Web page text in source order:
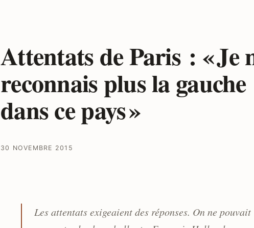
Attentats de Paris : « Je
reconnais plus la gauche
dans ce pays »
30 NOVEMBRE 2015
Les attentats exigeaient des réponses. On ne pouvait